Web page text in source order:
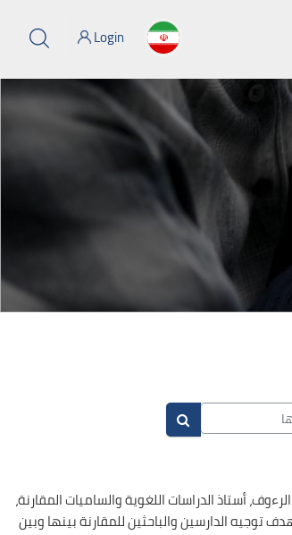
Login
جستجو بین درس‌ها
عوني عبد الرءوف، أستاذ الدراسات اللغوية والساميات المقارنة،
توجيه الدارسين والباحثين للمقارنة بينها وبين